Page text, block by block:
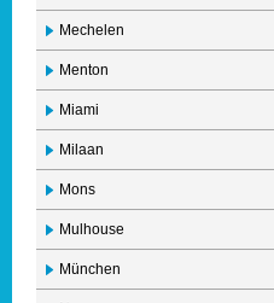
Mechelen
Menton
Miami
Milaan
Mons
Mulhouse
München